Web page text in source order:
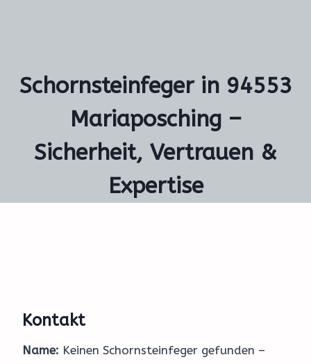
Schornsteinfeger in 94553
Mariaposching –
Sicherheit, Vertrauen &
Expertise
Kontakt
Name: Keinen Schornsteinfeger gefunden –